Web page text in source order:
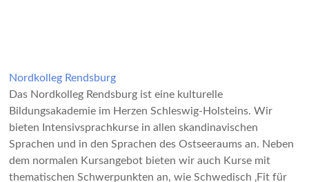
Nordkolleg Rendsburg
Das Nordkolleg Rendsburg ist eine kulturelle
Bildungsakademie im Herzen Schleswig-Holsteins. Wir
bieten Intensivsprachkurse in allen skandinavischen
Sprachen und in den Sprachen des Ostseeraums an. Neben
dem normalen Kursangebot bieten wir auch Kurse mit
thematischen Schwerpunkten an, wie Schwedisch ‚Fit für